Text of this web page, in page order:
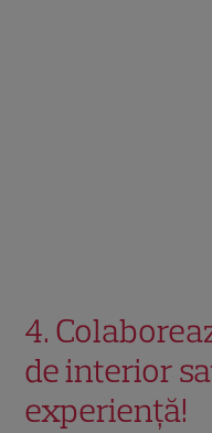
4.
de interior
experiență!